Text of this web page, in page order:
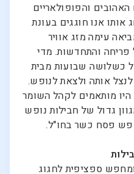
והפופולאריים
אותו אנו חוגגים בעונת
עימה מזג אוויר
והתחדשות. מדי
כשלושה שבועות מבית
לנצל אותה ולצאת לנופש.
מותאמים לקהל השומר
גדול של חבילות נופש
פסח כשר בחו"ל.
ספציפית לחגוג